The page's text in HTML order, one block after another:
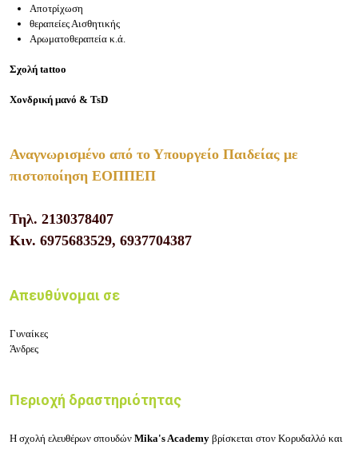
Αποτρίχωση
θεραπείες Αισθητικής
Αρωματοθεραπεία κ.ά.
Σχολή tattoo
Χονδρική μανό & TsD
Αναγνωρισμένο από το Υπουργείο Παιδείας με
πιστοποίηση ΕΟΠΠΕΠ
Τηλ. 2130378407
Κιν. 6975683529, 6937704387
Απευθύνομαι σε
Γυναίκες
Άνδρες
Περιοχή δραστηριότητας
Η σχολή ελευθέρων σπουδών Mika's Academy βρίσκεται στον Κορυδαλλό και